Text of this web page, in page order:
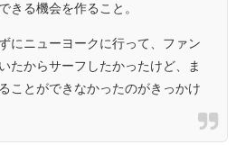
きる機会を作ること。
にニューヨークに行って、ファン
たからサーフしたかったけど、ま
ことができなかったのがきっかけ